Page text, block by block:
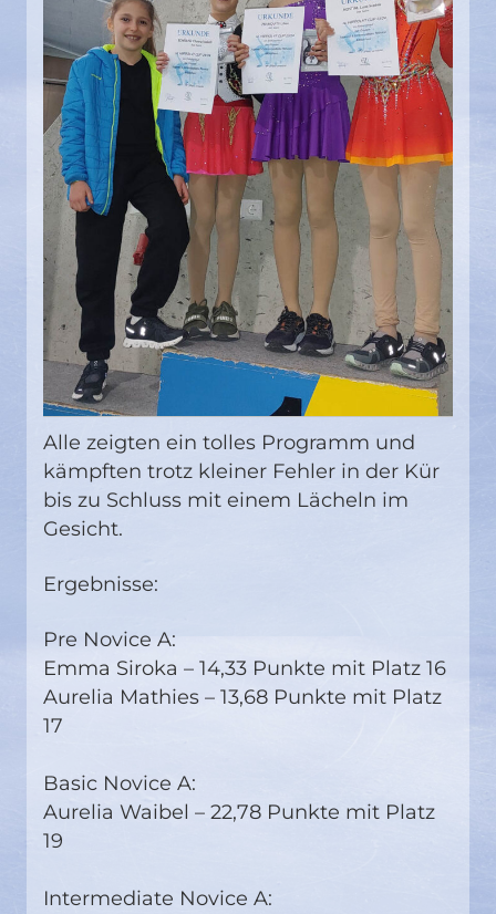
Alle zeigten ein tolles Programm und
kämpften trotz kleiner Fehler in der Kür
bis zu Schluss mit einem Lächeln im
Gesicht.
Ergebnisse:
Pre Novice A:
Emma Siroka – 14,33 Punkte mit Platz 16
Aurelia Mathies – 13,68 Punkte mit Platz
17
Basic Novice A:
Aurelia Waibel – 22,78 Punkte mit Platz
19
Intermediate Novice A: